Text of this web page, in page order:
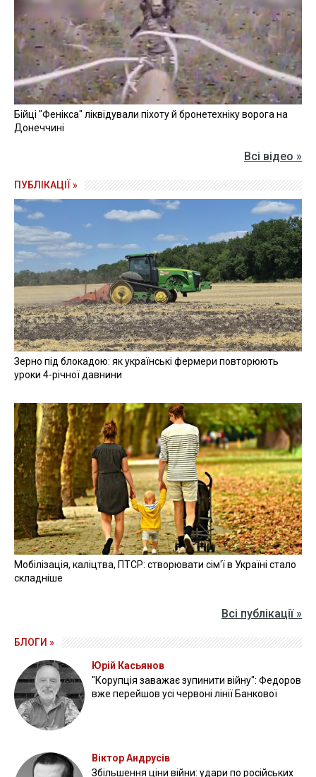
Бійці "Фенікса" ліквідували піхоту й бронетехніку ворога на
Донеччині
Всі відео »
ПУБЛІКАЦІЇ »
Зерно під блокадою: як українські фермери повторюють
уроки 4-річної давнини
Мобілізація, каліцтва, ПТСР: створювати сім'ї в Україні стало
складніше
Всі публікації »
БЛОГИ »
Юрій Касьянов
"Корупція заважає зупинити війну": Федоров
вже перейшов усі червоні лінії Банкової
Віктор Андрусів
Збільшення ціни війни: удари по російських